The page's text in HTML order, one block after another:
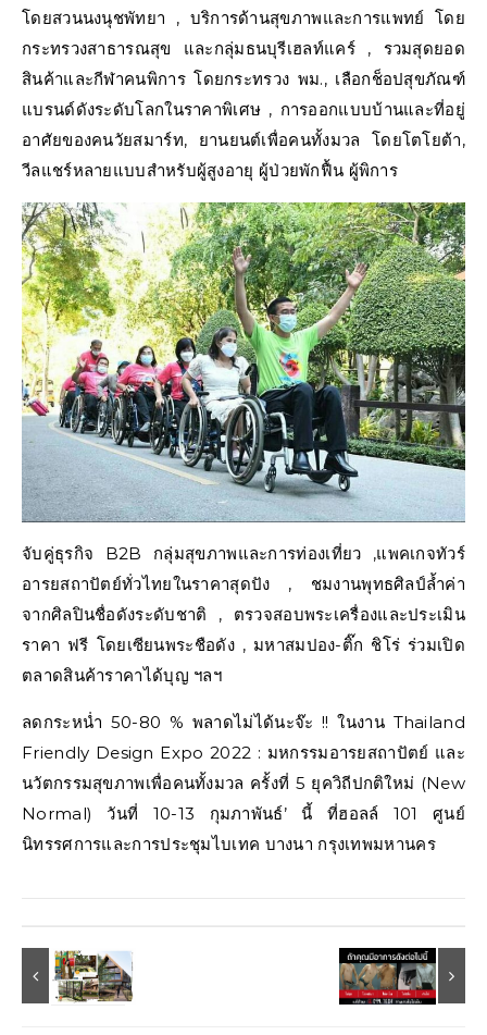
โดยสวนนงนุชพัทยา , บริการด้านสุขภาพและการแพทย์ โดย
กระทรวงสาธารณสุข และกลุ่มธนบุรีเฮลท์แคร์ , รวมสุดยอด
สินค้าและกีฬาคนพิการ โดยกระทรวง พม., เลือกช็อปสุขภัณฑ์
แบรนด์ดังระดับโลกในราคาพิเศษ , การออกแบบบ้านและที่อยู่
อาศัยของคนวัยสมาร์ท, ยานยนต์เพื่อคนทั้งมวล โดยโตโยต้า,
วีลแชร์หลายแบบสำหรับผู้สูงอายุ ผู้ป่วยพักฟื้น ผู้พิการ
จับคู่ธุรกิจ B2B กลุ่มสุขภาพและการท่องเที่ยว ,แพคเกจทัวร์
อารยสถาปัตย์ทั่วไทยในราคาสุดปัง , ชมงานพุทธศิลป์ล้ำค่า
จากศิลปินชื่อดังระดับชาติ , ตรวจสอบพระเครื่องและประเมิน
ราคา ฟรี โดยเซียนพระชือดัง , มหาสมปอง-ติ๊ก ชิโร่ ร่วมเปิด
ตลาดสินค้าราคาได้บุญ ฯลฯ
ลดกระหน่ำ 50-80 % พลาดไม่ได้นะจ๊ะ !! ในงาน Thailand
Friendly Design Expo 2022 : มหกรรมอารยสถาปัตย์ และ
นวัตกรรมสุขภาพเพื่อคนทั้งมวล ครั้งที่ 5 ยุควิถีปกติใหม่ (New
Normal) วันที่ 10-13 กุมภาพันธ์’ นี้ ที่ฮอลล์ 101 ศูนย์
นิทรรศการและการประชุมไบเทค บางนา กรุงเทพมหานคร